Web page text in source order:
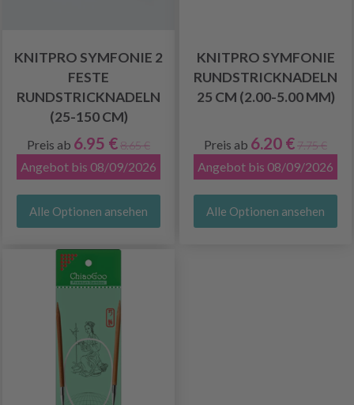
KNITPRO SYMFONIE 2
FESTE
RUNDSTRICKNADELN
(25-150 CM)
Preis ab 6.95 €8.65 €
Angebot bis 08/09/2026
Alle Optionen ansehen
KNITPRO SYMFONIE
RUNDSTRICKNADELN
25 CM (2.00-5.00 MM)
Preis ab 6.20 €7.75 €
Angebot bis 08/09/2026
Alle Optionen ansehen